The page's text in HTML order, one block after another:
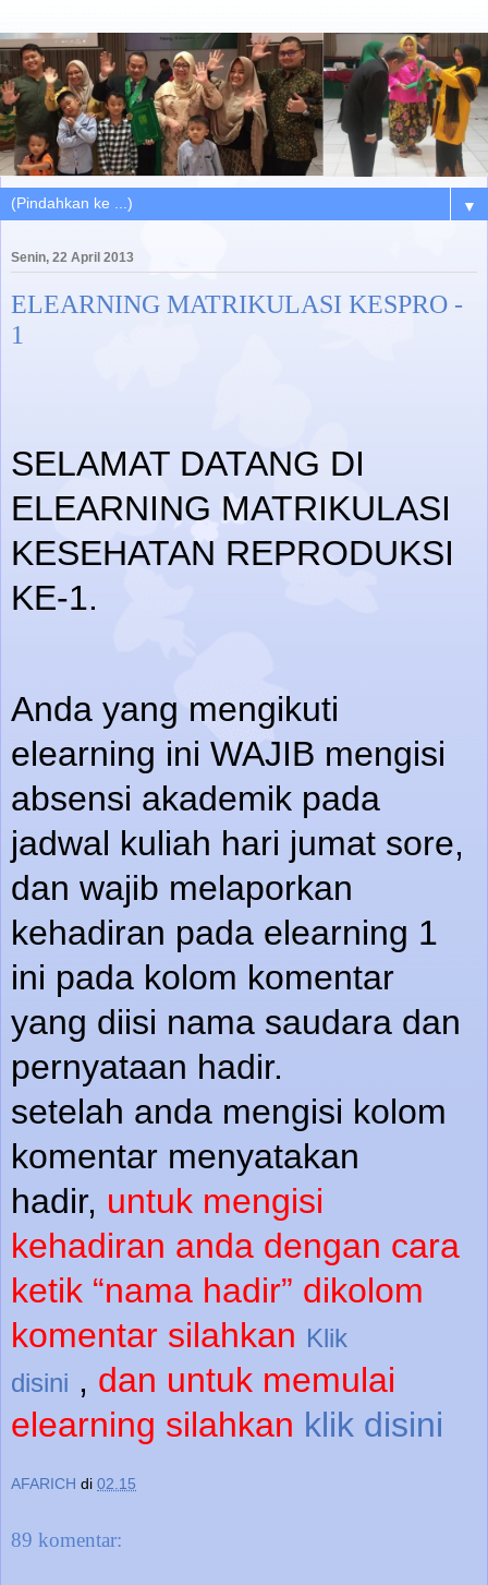
▼
Senin, 22 April 2013
ELEARNING MATRIKULASI KESPRO -
1
SELAMAT DATANG DI
ELEARNING MATRIKULASI
KESEHATAN REPRODUKSI
KE-1.
Anda yang mengikuti
elearning ini WAJIB mengisi
absensi akademik pada
jadwal kuliah hari jumat sore,
dan wajib melaporkan
kehadiran pada elearning 1
ini pada kolom komentar
yang diisi nama saudara dan
pernyataan hadir.
setelah anda mengisi kolom
komentar menyatakan
hadir, untuk mengisi
kehadiran anda dengan cara
ketik “nama hadir” dikolom
komentar silahkan Klik
disini , dan untuk memulai
elearning silahkan klik disini
AFARICH di 02.15
89 komentar: